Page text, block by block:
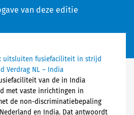
van deze editie
uitsluiten fusiefaciliteit in strijd
Verdrag NL – India
van de in India
met vaste inrichtingen in
de non-discriminatiebepaling
en India. Dat antwoordt